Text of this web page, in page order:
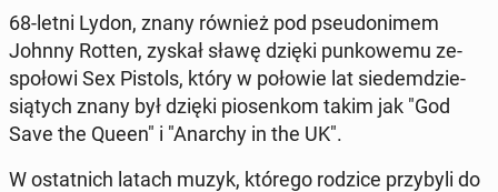
68-letni Lydon, znany również pod pseu­do­ni­mem
Johnny Rotten, zyskał sławę dzięki pun­ko­we­mu ze­
spo­ło­wi Sex Pistols, który w połowie lat sie­dem­dzie­
sią­tych znany był dzięki pio­sen­kom takim jak "God
Save the Queen" i "Anarchy in the UK".
W ostat­nich latach muzyk, którego rodzice przy­by­li do